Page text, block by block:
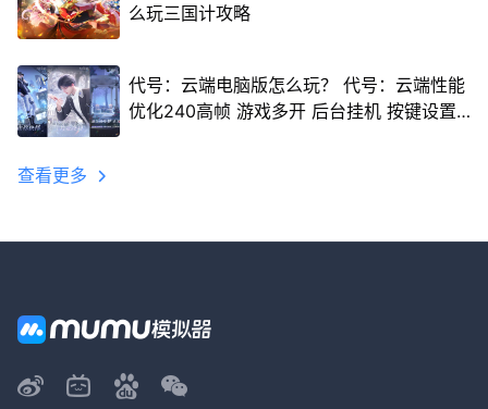
么玩三国计攻略
代号：云端电脑版怎么玩？ 代号：云端性能
优化240高帧 游戏多开 后台挂机 按键设置
查看更多